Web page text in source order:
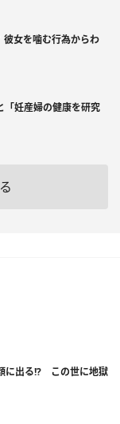
彼女を噛む行為からわ
「妊産婦の健康を研究
に出る!? この世に地獄